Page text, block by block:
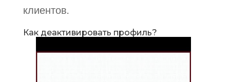
клиентов.
Как деактивировать профиль?